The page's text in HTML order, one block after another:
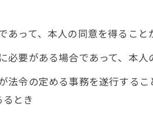
って、本人の同意を得ること
要がある場合であって、本
令の定める事務を遂行する
とき